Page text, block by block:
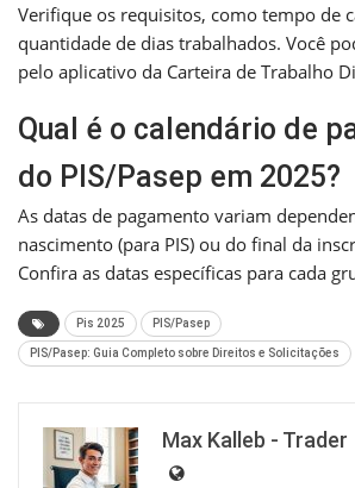
Verifique os requisitos, como tempo de
quantidade de dias trabalhados. Você
pelo aplicativo da Carteira de Trabalho
Qual é o calendário de
do PIS/Pasep em 2025?
As datas de pagamento variam
nascimento (para PIS) ou do final da
Confira as datas específicas para cada
Pis 2025 PIS/Pasep
PIS/Pasep: Guia Completo sobre Direitos e Solicitações
Max Kalleb - Trader